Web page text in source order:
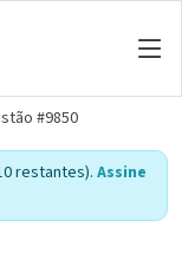
#9850
restantes). Assine